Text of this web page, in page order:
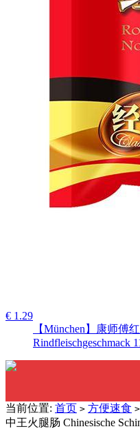
€ 1.29
【München】康师傅
Rindfleischgeschmack
当前位置: 首页 > 方便速食 >
中王火腿肠 Chinesische